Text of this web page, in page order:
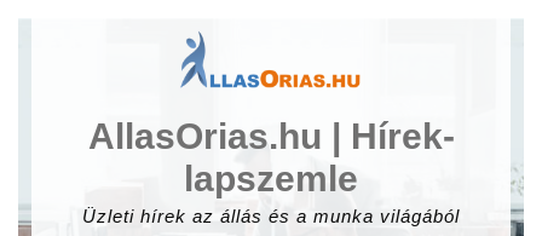
AllasOrias.hu | Hírek-
lapszemle
Üzleti hírek az állás és a munka világából